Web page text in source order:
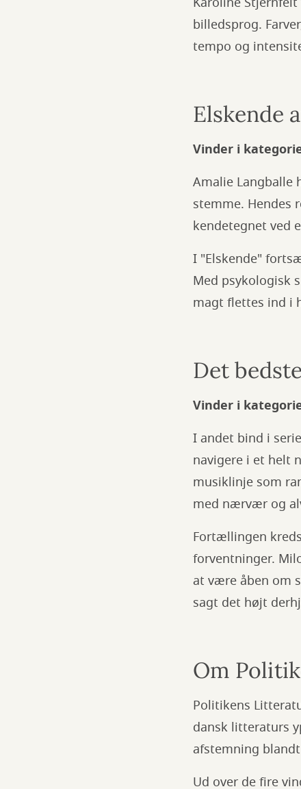
billedsprog.
tempo og
Elskende
Vinder i
Amalie
stemme. Hendes
kendetegnet ved
I "Elskende"
Med psykologisk
magt flettes ind i
Det
Vinder i
I andet bind i
navigere i et helt
musiklinje som
med nærvær og
Fortællingen
forventninger.
at være åben om
sagt det højt
Om
Politikens
dansk litteraturs
afstemning
Ud over de fire